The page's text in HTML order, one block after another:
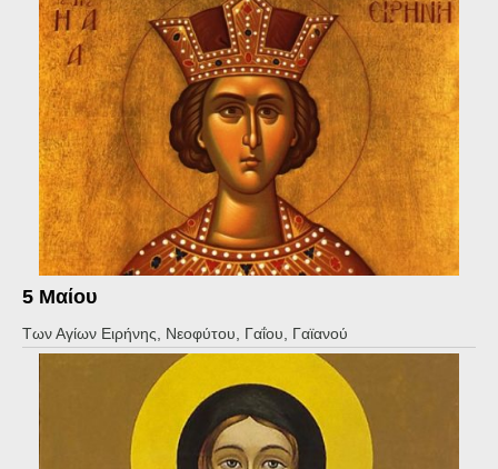
5 Μαίου
Των Αγίων Ειρήνης, Νεοφύτου, Γαΐου, Γαϊανού